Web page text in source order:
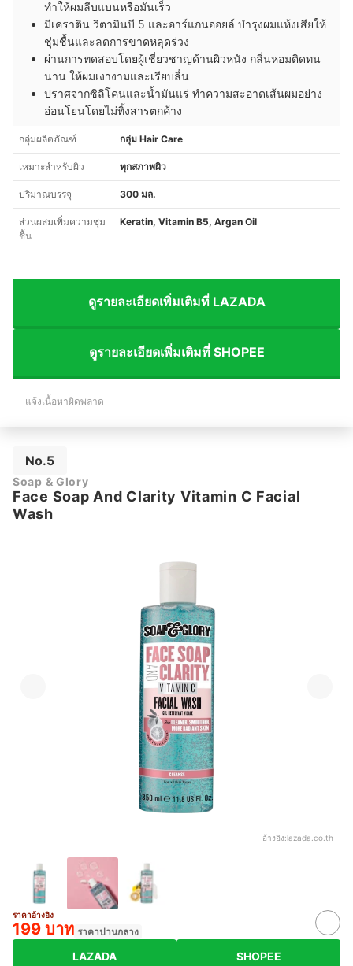
ทำให้ผมลีบแบนหรือมันเร็ว
มีเคราติน วิตามินบี 5 และอาร์แกนออยล์ บำรุงผมแห้งเสียให้
ชุ่มชื้นและลดการขาดหลุดร่วง
ผ่านการทดสอบโดยผู้เชี่ยวชาญด้านผิวหนัง กลิ่นหอมติดทน
นาน ให้ผมเงางามและเรียบลื่น
ปราศจากซิลิโคนและน้ำมันแร่ ทำความสะอาดเส้นผมอย่าง
อ่อนโยนโดยไม่ทิ้งสารตกค้าง
กลุ่มผลิตภัณฑ์ กลุ่ม Hair Care
เหมาะสำหรับผิว ทุกสภาพผิว
ปริมาณบรรจุ 300 มล.
ส่วนผสมเพิ่มความชุ่ม
ชื้น
Keratin, Vitamin B5, Argan Oil
ดูรายละเอียดเพิ่มเติมที่ LAZADA
ดูรายละเอียดเพิ่มเติมที่ SHOPEE
แจ้งเนื้อหาผิดพลาด
No.5
Soap & Glory
Face Soap And Clarity Vitamin C Facial
Wash
อ้างอิง:lazada.co.th
ราคาอ้างอิง
199 บาท ราคาปานกลาง
LAZADA SHOPEE